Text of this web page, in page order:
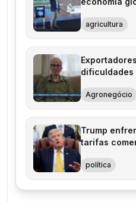
agricultura
dificuldades
Agronegócio
Trump
tarifas
política